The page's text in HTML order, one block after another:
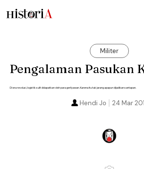
Militer
Pengalaman Pasukan
Di era revolusi, logistik sulit didapatkan oleh para gerilyawan. Karena itu tak jarang apapun dijadikan santapan.
24 Mar
Hendi Jo